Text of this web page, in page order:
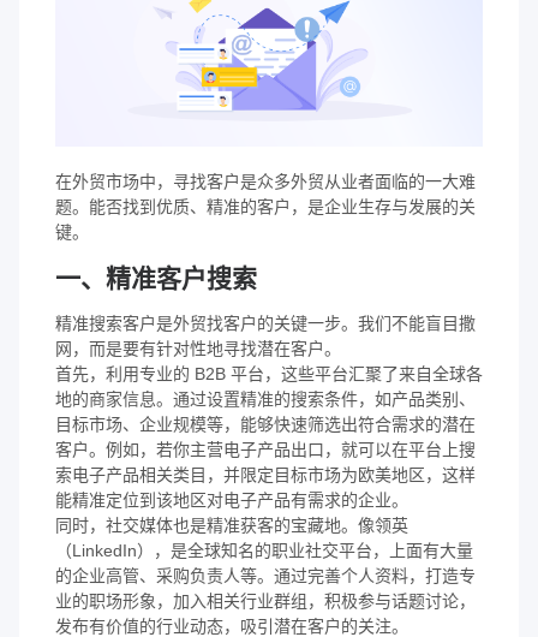
在外贸市场中，寻找客户是众多外贸从业者面临的一大难
题。能否找到优质、精准的客户，是企业生存与发展的关
键。
一、精准客户搜索
精准搜索客户是外贸找客户的关键一步。我们不能盲目撒
网，而是要有针对性地寻找潜在客户。
首先，利用专业的 B2B 平台，这些平台汇聚了来自全球各
地的商家信息。通过设置精准的搜索条件，如产品类别、
目标市场、企业规模等，能够快速筛选出符合需求的潜在
客户。例如，若你主营电子产品出口，就可以在平台上搜
索电子产品相关类目，并限定目标市场为欧美地区，这样
能精准定位到该地区对电子产品有需求的企业。
同时，社交媒体也是精准获客的宝藏地。像领英
（LinkedIn），是全球知名的职业社交平台，上面有大量
的企业高管、采购负责人等。通过完善个人资料，打造专
业的职场形象，加入相关行业群组，积极参与话题讨论，
发布有价值的行业动态，吸引潜在客户的关注。